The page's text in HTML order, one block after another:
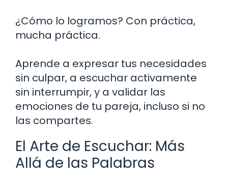
¿Cómo lo logramos? Con práctica,
mucha práctica.
Aprende a expresar tus necesidades
sin culpar, a escuchar activamente
sin interrumpir, y a validar las
emociones de tu pareja, incluso si no
las compartes.
El Arte de Escuchar: Más
Allá de las Palabras